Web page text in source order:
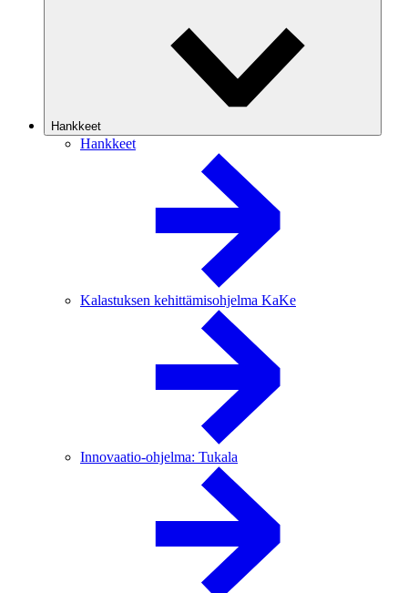
Hankkeet
Hankkeet
Kalastuksen kehittämisohjelma KaKe
Innovaatio-ohjelma: Tukala